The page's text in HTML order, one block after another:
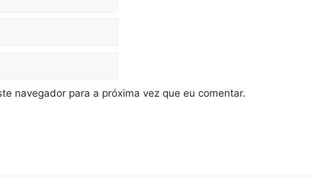
navegador para a próxima vez que eu comentar.